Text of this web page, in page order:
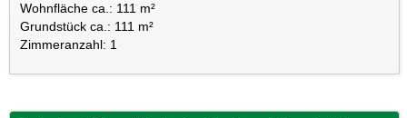
Wohnfläche ca.: 111 m²
Grundstück ca.: 111 m²
Zimmeranzahl: 1